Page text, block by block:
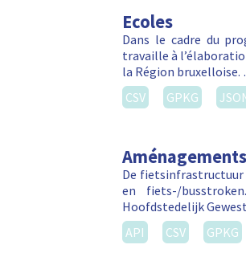
Ecoles
Dans le cadre du
travaille à
la Région
CSV
GPKG
De fietsinfrastructuur
en fiets-/
Hoofdstedelijk
API
CSV GPKG